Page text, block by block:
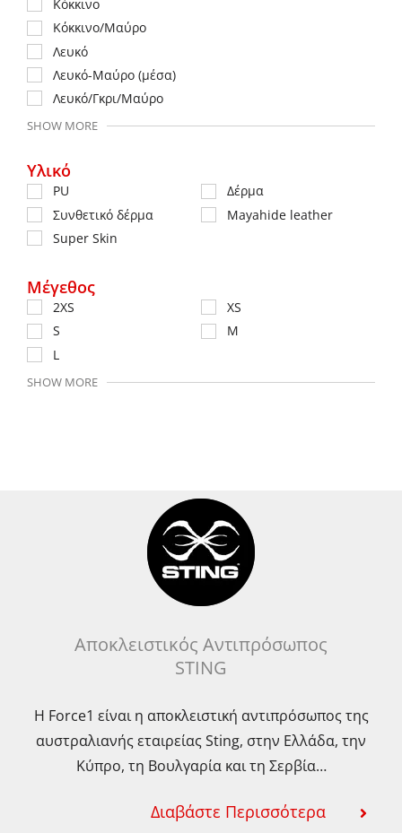
Κόκκινο
Κόκκινο/Μαύρο
Λευκό
Λευκό-Μαύρο (μέσα)
Λευκό/Γκρι/Μαύρο
SHOW MORE
Υλικό
PU
Δέρμα
Συνθετικό δέρμα
Mayahide leather
Super Skin
Μέγεθος
2XS
XS
S
M
L
SHOW MORE
Αποκλειστικός Αντιπρόσωπος
STING
Η Force1 είναι η αποκλειστική αντιπρόσωπος της
αυστραλιανής εταιρείας Sting, στην Ελλάδα, την
Κύπρο, τη Βουλγαρία και τη Σερβία…
Διαβάστε Περισσότερα